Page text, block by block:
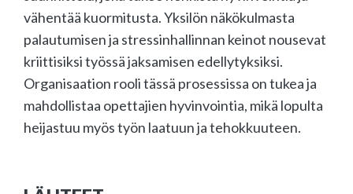
vähentää kuormitusta. Yksilön näkökulmasta
palautumisen ja stressinhallinnan keinot nousevat
kriittisiksi työssä jaksamisen edellytyksiksi.
Organisaation rooli tässä prosessissa on tukea ja
mahdollistaa opettajien hyvinvointia, mikä lopulta
heijastuu myös työn laatuun ja tehokkuuteen.